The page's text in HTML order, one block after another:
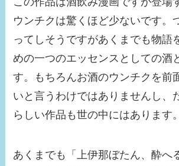
ウンチクは驚くほど少ないです。
ってしそうですがあくまでも物語
めの一つのエッセンスとしての酒
す。もちろんお酒のウンチクを前
いと言うわけではありませんし、
らしい作品も世の中にはあります。
あくまでも「上伊那ぼたん、酔へ